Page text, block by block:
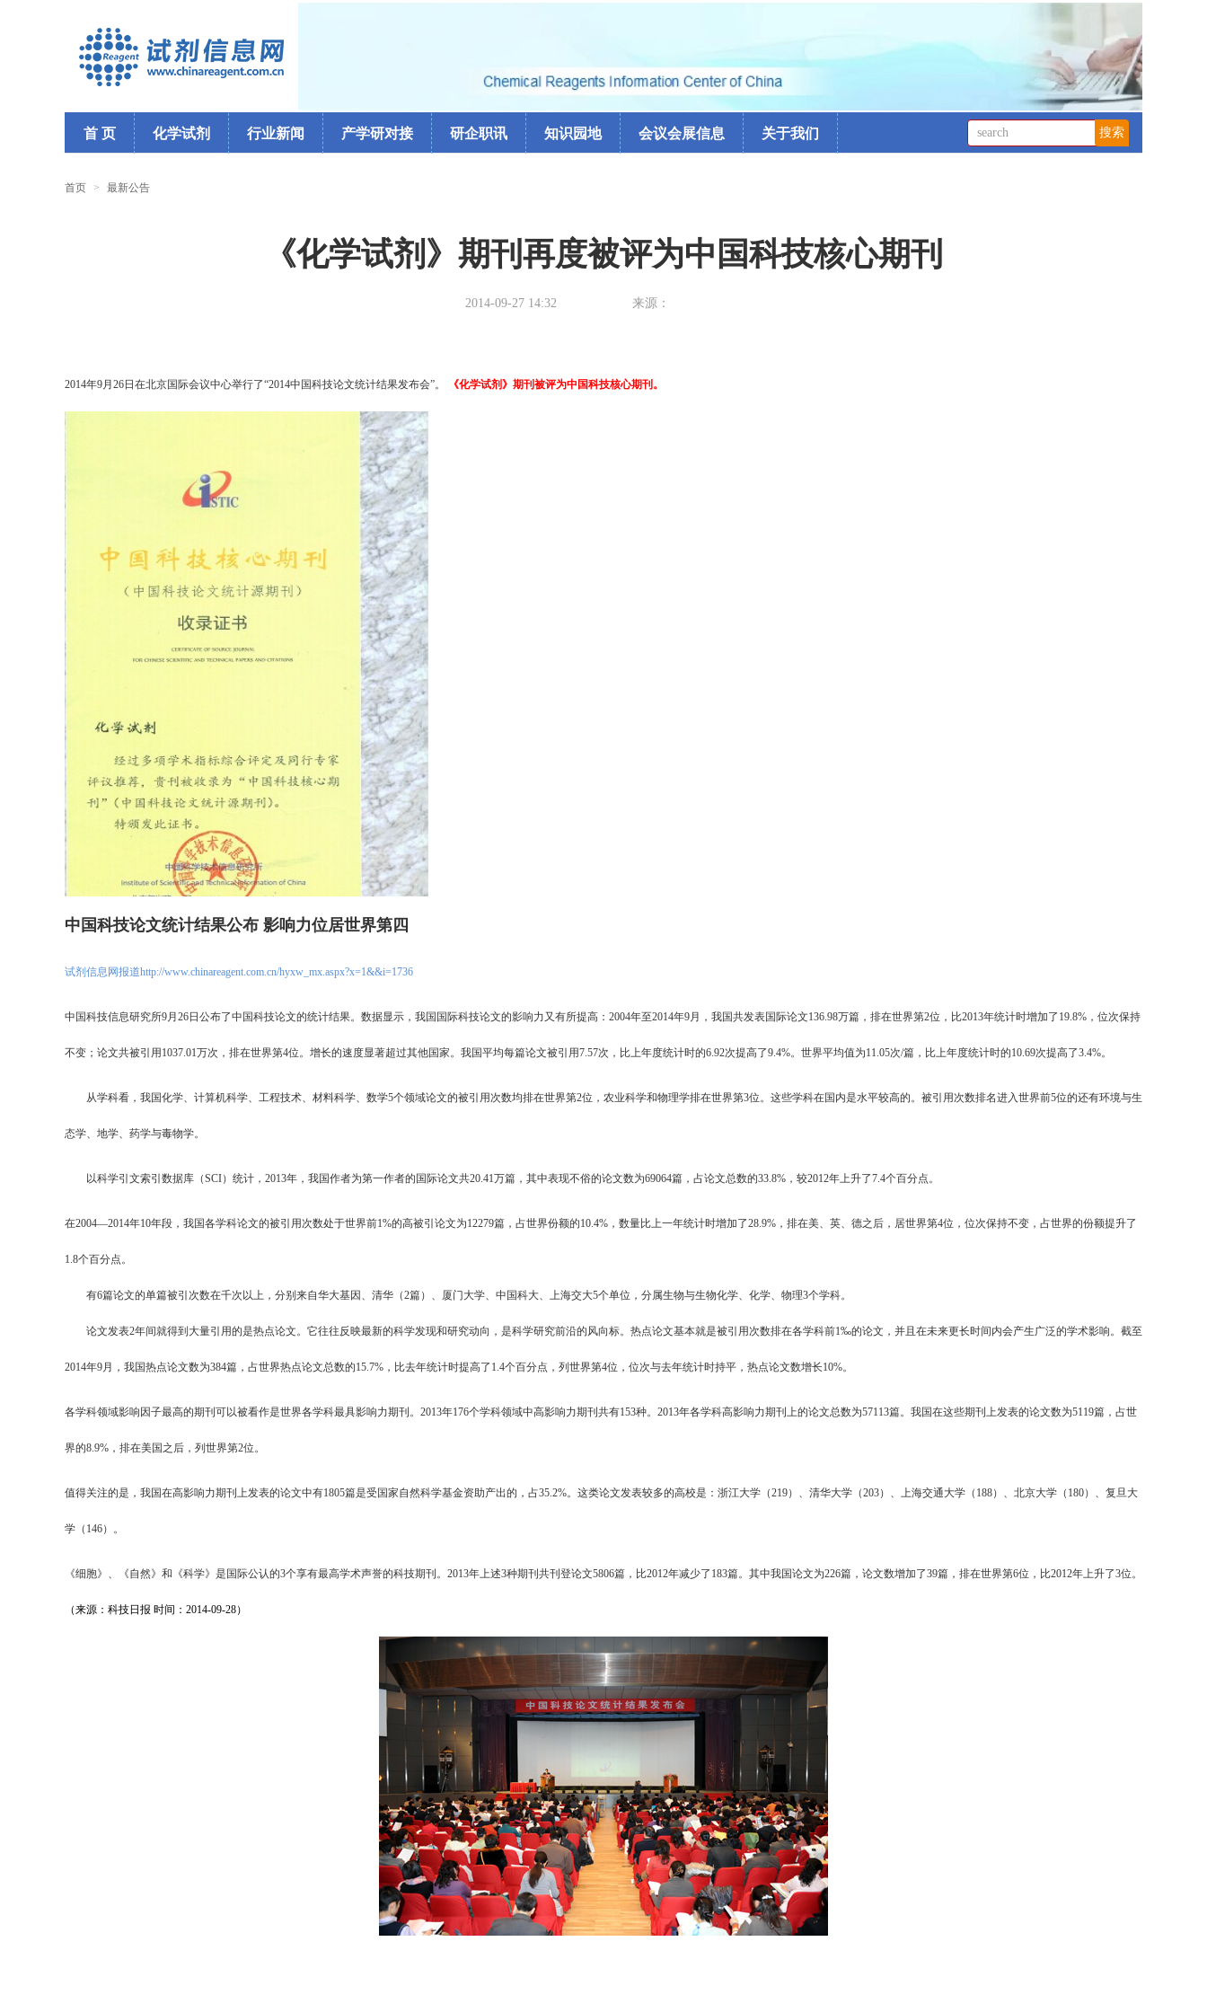
首 页 化学试剂 行业新闻 产学研对接 研企职讯 知识园地 会议会展信息 关于我们
首页 > 最新公告
《化学试剂》期刊再度被评为中国科技核心期刊
2014-09-27 14:32 来源：
2014年9月26日在北京国际会议中心举行了“2014中国科技论文统计结果发布会”。 《化学试剂》期刊被评为中国科技核心期刊。
中国科技论文统计结果公布 影响力位居世界第四
试剂信息网报道http://www.chinareagent.com.cn/hyxw_mx.aspx?x=1&&i=1736
中国科技信息研究所9月26日公布了中国科技论文的统计结果。数据显示，我国国际科技论文的影响力又有所提高：2004年至2014年9月，我国共发表国际论文136.98万篇，排在世界第2位，比2013年统计时增加了19.8%，位次保持
不变；论文共被引用1037.01万次，排在世界第4位。增长的速度显著超过其他国家。我国平均每篇论文被引用7.57次，比上年度统计时的6.92次提高了9.4%。世界平均值为11.05次/篇，比上年度统计时的10.69次提高了3.4%。
从学科看，我国化学、计算机科学、工程技术、材料科学、数学5个领域论文的被引用次数均排在世界第2位，农业科学和物理学排在世界第3位。这些学科在国内是水平较高的。被引用次数排名进入世界前5位的还有环境与生
态学、地学、药学与毒物学。
以科学引文索引数据库（SCI）统计，2013年，我国作者为第一作者的国际论文共20.41万篇，其中表现不俗的论文数为69064篇，占论文总数的33.8%，较2012年上升了7.4个百分点。
在2004—2014年10年段，我国各学科论文的被引用次数处于世界前1%的高被引论文为12279篇，占世界份额的10.4%，数量比上一年统计时增加了28.9%，排在美、英、德之后，居世界第4位，位次保持不变，占世界的份额提升了
1.8个百分点。
有6篇论文的单篇被引次数在千次以上，分别来自华大基因、清华（2篇）、厦门大学、中国科大、上海交大5个单位，分属生物与生物化学、化学、物理3个学科。
论文发表2年间就得到大量引用的是热点论文。它往往反映最新的科学发现和研究动向，是科学研究前沿的风向标。热点论文基本就是被引用次数排在各学科前1‰的论文，并且在未来更长时间内会产生广泛的学术影响。截至
2014年9月，我国热点论文数为384篇，占世界热点论文总数的15.7%，比去年统计时提高了1.4个百分点，列世界第4位，位次与去年统计时持平，热点论文数增长10%。
各学科领域影响因子最高的期刊可以被看作是世界各学科最具影响力期刊。2013年176个学科领域中高影响力期刊共有153种。2013年各学科高影响力期刊上的论文总数为57113篇。我国在这些期刊上发表的论文数为5119篇，占世
界的8.9%，排在美国之后，列世界第2位。
值得关注的是，我国在高影响力期刊上发表的论文中有1805篇是受国家自然科学基金资助产出的，占35.2%。这类论文发表较多的高校是：浙江大学（219）、清华大学（203）、上海交通大学（188）、北京大学（180）、复旦大
学（146）。
《细胞》、《自然》和《科学》是国际公认的3个享有最高学术声誉的科技期刊。2013年上述3种期刊共刊登论文5806篇，比2012年减少了183篇。其中我国论文为226篇，论文数增加了39篇，排在世界第6位，比2012年上升了3位。
（来源：科技日报 时间：2014-09-28）